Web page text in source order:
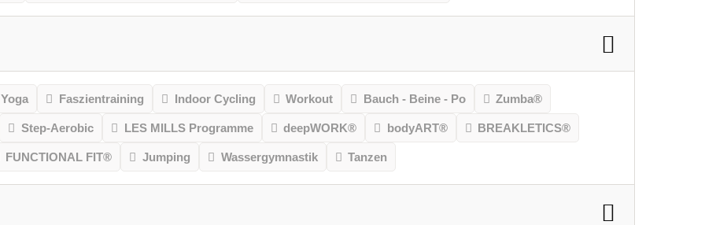
Yoga Faszientraining Indoor Cycling Workout Bauch - Beine - Po Zumba®
Step-Aerobic LES MILLS Programme deepWORK® bodyART® BREAKLETICS®
FUNCTIONAL FIT® Jumping Wassergymnastik Tanzen